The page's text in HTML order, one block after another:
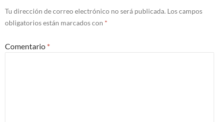
Tu dirección de correo electrónico no será publicada. Los campos
obligatorios están marcados con *
Comentario *